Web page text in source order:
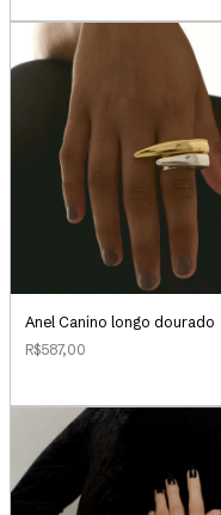
Anel Canino longo dourado
R$587,00